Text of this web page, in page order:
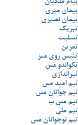
پیام ملکیان
پیمان میری
پیمان نصیری
تبریک
تسلیت
تمرین
تنیس روی میز
تکواندو مس
تیراندازی
تیم امید مس
تیم جوانان مس
تیم مس ب
تیم ملی
تیم نوجوانان مس